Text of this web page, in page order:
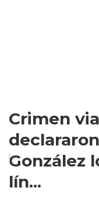
Crimen
González
lín...